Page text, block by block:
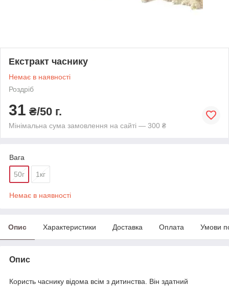
Екстракт часнику
Немає в наявності
Роздріб
31 ₴/50 г.
Мінімальна сума замовлення на сайті — 300 ₴
Вага
50г 1кг
Немає в наявності
Опис Характеристики Доставка Оплата Умови
Опис
Користь часнику відома всім з дитинства. Він здатний